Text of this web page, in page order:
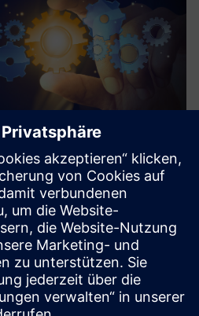
is a cross-industry PLC library. It
and process control systems